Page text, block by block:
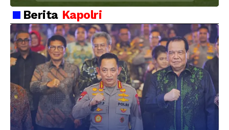
Kebersamaan Personel
Berita Kapolri